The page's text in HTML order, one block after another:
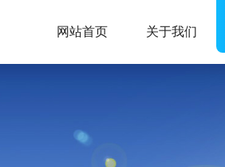
网站首页 关于我们